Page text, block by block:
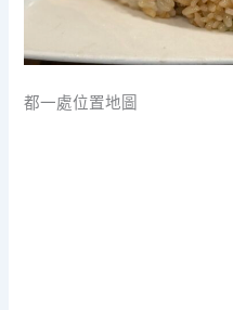
都一處位置地圖